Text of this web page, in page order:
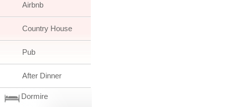
Airbnb
Country House
Pub
After Dinner
Dormire